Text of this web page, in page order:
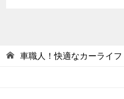
車職人！快適なカーライフ